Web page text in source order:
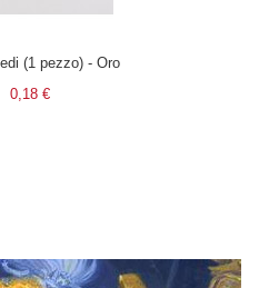
(1 pezzo) - Oro
0,18 €